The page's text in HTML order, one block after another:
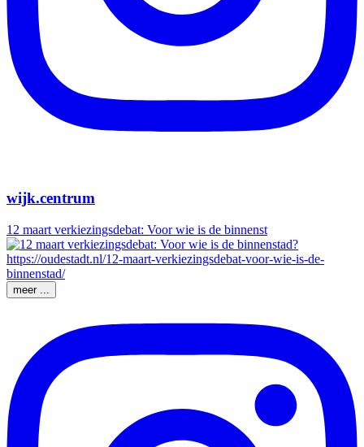
wijk.centrum
12 maart verkiezingsdebat: Voor wie is de binnenst
meer ...